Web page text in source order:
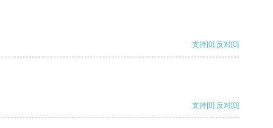
支持[0] 反对[0]
支持[0] 反对[0]